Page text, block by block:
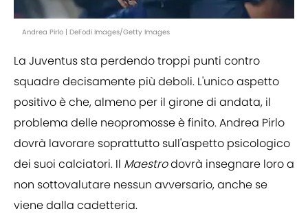
Andrea Pirlo | DeFodi Images/Getty Images
La Juventus sta perdendo troppi punti contro
squadre decisamente più deboli. L'unico aspetto
positivo è che, almeno per il girone di andata, il
problema delle neopromosse è finito. Andrea Pirlo
dovrà lavorare soprattutto sull'aspetto psicologico
dei suoi calciatori. Il Maestrodovrà insegnare loro a
non sottovalutare nessun avversario, anche se
viene dalla cadetteria.